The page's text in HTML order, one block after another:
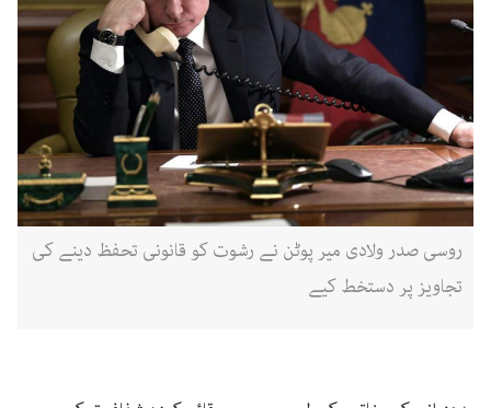
روسی صدر ولادی میر پوٹن نے رشوت کو قانونی تحفظ دینے کی
تجاویز پر دستخط کیے